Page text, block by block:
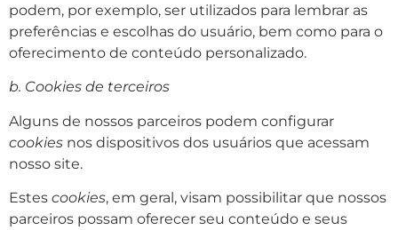
podem, por exemplo, ser utilizados para lembrar as
preferências e escolhas do usuário, bem como para o
oferecimento de conteúdo personalizado.
b. Cookies de terceiros
Alguns de nossos parceiros podem configurar
cookies nos dispositivos dos usuários que acessam
nosso site.
Estes cookies, em geral, visam possibilitar que nossos
parceiros possam oferecer seu conteúdo e seus